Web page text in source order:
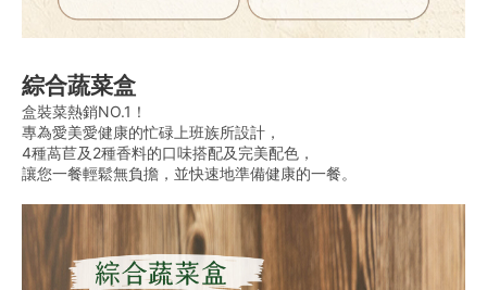
綜合蔬菜盒
盒裝菜熱銷NO.1！
專為愛美愛健康的忙碌上班族所設計，
4種萵苣及2種香料的口味搭配及完美配色，
讓您一餐輕鬆無負擔，並快速地準備健康的一餐。